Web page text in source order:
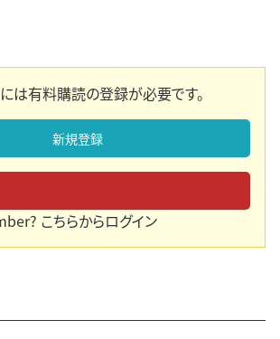
は有料購読の登録が必要です。
新規登録
こちらからログイン